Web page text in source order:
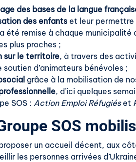
des bases de la langue
des enfants et leur permettre
été remise à chaque
plus proches ;
sur le territoire, à travers des
d’animateurs bénévoles ;
grâce à la mobilisation de
, d’ici quelques
SOS : Action Emploi Réfugiéset
SOS
un accueil décent, aux
les personnes arrivées